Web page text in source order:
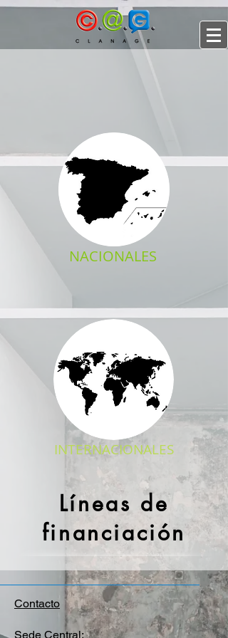
NACIONALES
INTERNACIONALES
Líneas de
financiación
Contacto
Sede Central: